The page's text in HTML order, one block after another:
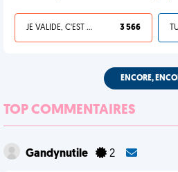
JE VALIDE, C'EST UNE VDM 3 566
ENCORE,
TOP COMMENTAIRES
Gandynutile 2